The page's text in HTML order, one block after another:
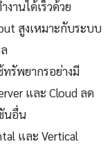
านได้เร็วด้วย
สูงเหมาะกับระบบ
ทรัพยากรอย่างมี
และ Cloud ลด
นอื่น
และ Vertical